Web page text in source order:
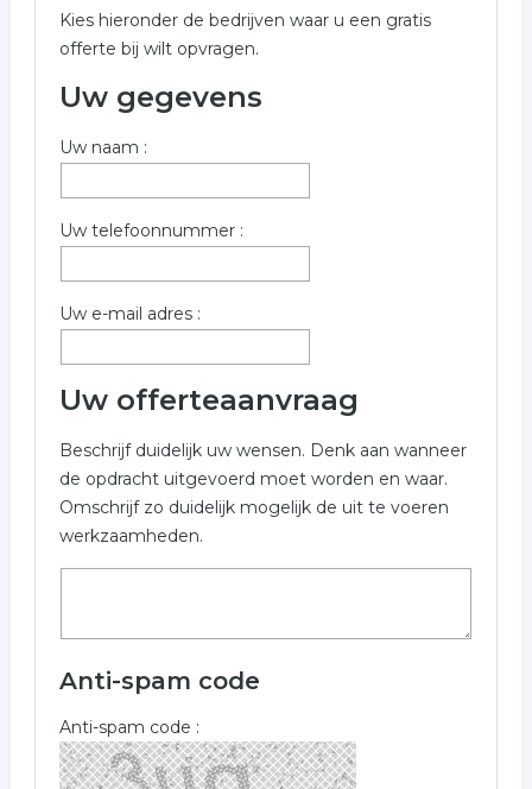
een vrijblijvende aanvraag.
Wilt u informatie opvragen voor tandarts in de regio
Venlo? Vul onderstaand formulier dan zo volledig
mogelijk in. De volgende bedrijven zijn gelinkt aan
tandarts uit Venlo.
Trefwoorden:
tandarts tandartspraktijk
orthodontie
Kies hieronder de bedrijven waar u een gratis
offerte bij wilt opvragen.
Uw gegevens
Uw naam :
Uw telefoonnummer :
Uw e-mail adres :
Uw offerteaanvraag
Beschrijf duidelijk uw wensen. Denk aan wanneer
de opdracht uitgevoerd moet worden en waar.
Omschrijf zo duidelijk mogelijk de uit te voeren
werkzaamheden.
Anti-spam code
Anti-spam code :